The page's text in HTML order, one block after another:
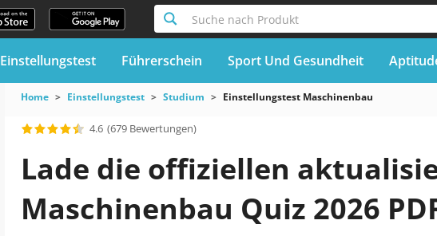
Suche nach Produkt
Einstellungstest Führerschein Sport Und Gesundheit
Home Einstellungstest Studium Einstellungstest Maschinenbau
4.6 (679 Bewertungen)
Lade die offiziellen
Maschinenbau Quiz 2026